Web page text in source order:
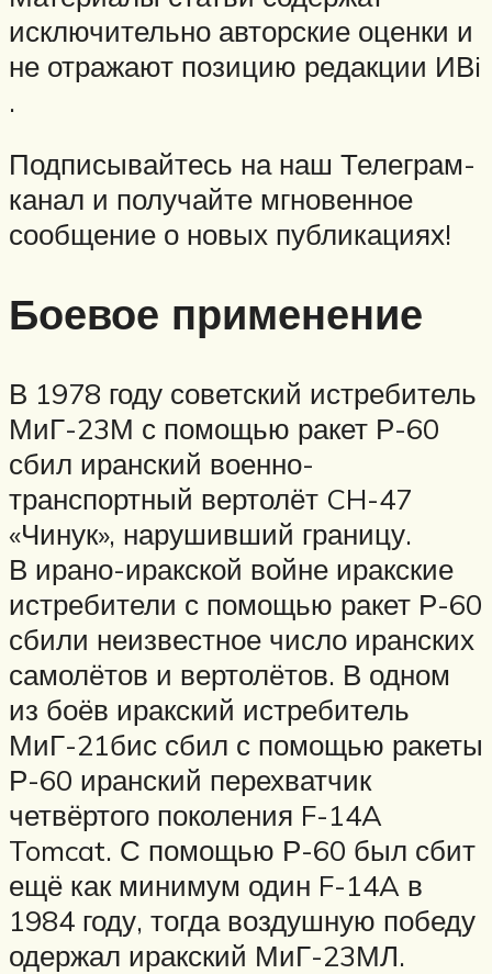
исключительно авторские оценки и
не отражают позицию редакции ИВi
.
Подписывайтесь на наш Телеграм-
канал и получайте мгновенное
сообщение о новых публикациях!
Боевое применение
В 1978 году советский истребитель
МиГ-23М с помощью ракет Р-60
сбил иранский военно-
транспортный вертолёт CH-47
«Чинук», нарушивший границу.
В ирано-иракской войне иракские
истребители с помощью ракет Р-60
сбили неизвестное число иранских
самолётов и вертолётов. В одном
из боёв иракский истребитель
МиГ-21бис сбил с помощью ракеты
Р-60 иранский перехватчик
четвёртого поколения F-14A
Tomcat. С помощью Р-60 был сбит
ещё как минимум один F-14A в
1984 году, тогда воздушную победу
одержал иракский МиГ-23МЛ.